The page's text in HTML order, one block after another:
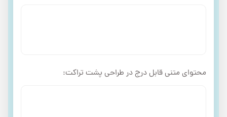
محتوای متنی قابل درج در طراحی پشت تراکت: